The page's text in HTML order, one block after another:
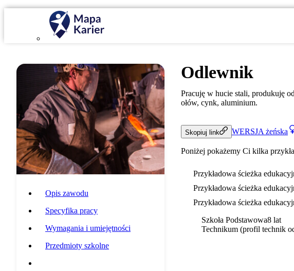
Opis zawodu
Specyfika pracy
Wymagania i umiejętności
Przedmioty szkolne
Odlewnik
Pracuję w hucie stali, produkuję
ołów, cynk, aluminium.
Skopiuj link WERSJA żeńska
Poniżej pokażemy Ci kilka
Przykładowa ścieżka
Przykładowa ścieżka
Przykładowa ścieżka
Szkoła Podstawowa8 lat
Technikum (profil technik